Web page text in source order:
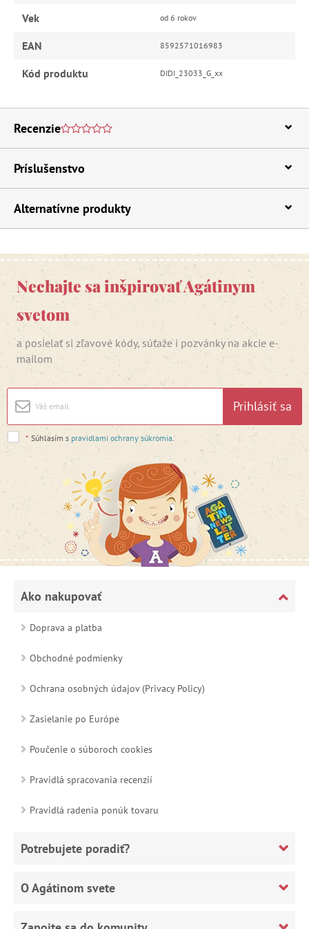
Vek od 6 rokov
EAN 8592571016983
Kód produktu DIDI_23033_G_xx
Recenzie
Príslušenstvo
Alternatívne produkty
Nechajte sa inšpirovať Agátinym
svetom
a posielať si zľavové kódy, súťaže i pozvánky na akcie e-
mailom
Prihlásiť sa
* Súhlasím s pravidlami ochrany súkromia
Ako nakupovať
Doprava a platba
Obchodné podmienky
Ochrana osobných údajov (Privacy Policy)
Zasielanie po Európe
Poučenie o súboroch cookies
Pravidlá spracovania recenzií
Pravidlá radenia ponúk tovaru
Potrebujete poradiť?
O Agátinom svete